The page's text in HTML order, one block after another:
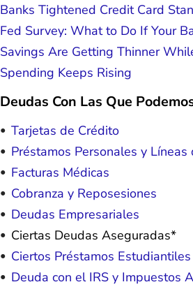
Banks Tightened Credit Card
Fed Survey: What to Do If Your
Savings Are Getting Thinner
Spending Keeps Rising
Deudas Con Las Que
Tarjetas de Crédito
Préstamos Personales y Líneas
Facturas Médicas
Cobranza y Reposesiones
Deudas Empresariales
Ciertas Deudas Aseguradas*
Ciertos Préstamos
Deuda con el IRS y Impuestos